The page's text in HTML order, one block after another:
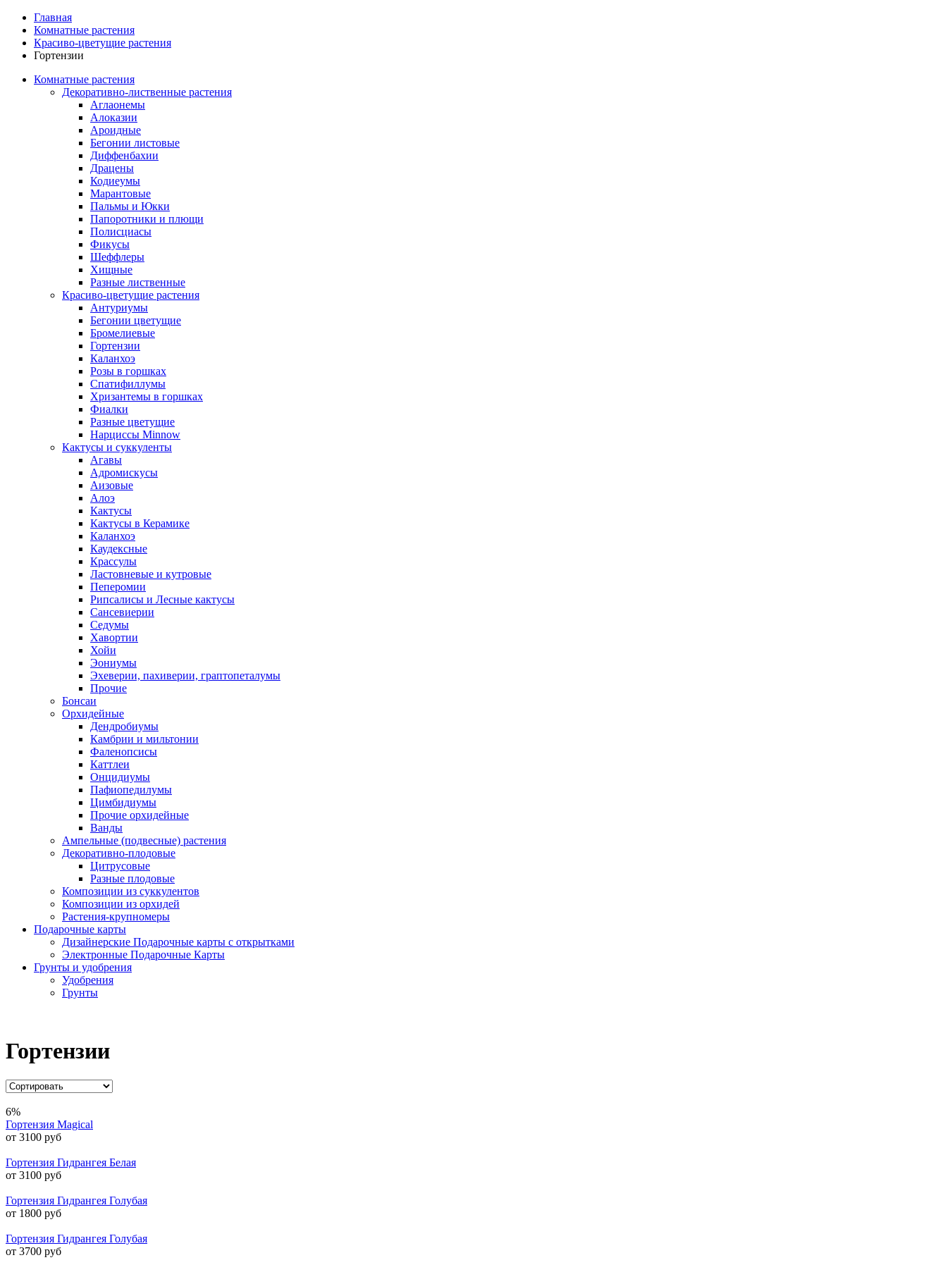
Главная
Комнатные растения
Красиво-цветущие растения
Гортензии
Комнатные растения
Декоративно-лиственные растения
Аглаонемы
Алоказии
Ароидные
Бегонии листовые
Диффенбахии
Драцены
Кодиеумы
Марантовые
Пальмы и Юкки
Папоротники и плющи
Полисциасы
Фикусы
Шеффлеры
Хищные
Разные лиственные
Красиво-цветущие растения
Антуриумы
Бегонии цветущие
Бромелиевые
Гортензии
Каланхоэ
Розы в горшках
Спатифиллумы
Хризантемы в горшках
Фиалки
Разные цветущие
Нарциссы Minnow
Кактусы и суккуленты
Агавы
Адромискусы
Аизовые
Алоэ
Кактусы
Кактусы в Керамике
Каланхоэ
Каудексные
Крассулы
Ластовневые и кутровые
Пеперомии
Рипсалисы и Лесные кактусы
Сансевиерии
Седумы
Хавортии
Хойи
Эониумы
Эхеверии, пахиверии, граптопеталумы
Прочие
Бонсаи
Орхидейные
Дендробиумы
Камбрии и мильтонии
Фаленопсисы
Каттлеи
Онцидиумы
Пафиопедилумы
Цимбидиумы
Прочие орхидейные
Ванды
Ампельные (подвесные) растения
Декоративно-плодовые
Цитрусовые
Разные плодовые
Композиции из суккулентов
Композиции из орхидей
Растения-крупномеры
Подарочные карты
Дизайнерские Подарочные карты с открытками
Электронные Подарочные Карты
Грунты и удобрения
Удобрения
Грунты
Гортензии
6%
Гортензия Magical
от 3100 руб
Гортензия Гидрангея Белая
от 3100 руб
Гортензия Гидрангея Голубая
от 1800 руб
Гортензия Гидрангея Голубая
от 3700 руб